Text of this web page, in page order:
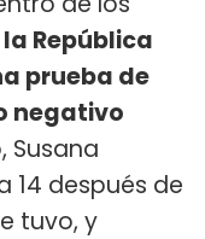
República
prueba de
negativo
Susana
14 después de
tuvo, y